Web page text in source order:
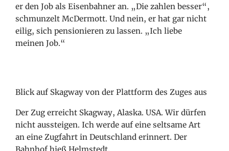
er den Job als Eisenbahner an. „Die zahlen besser“,
schmunzelt McDermott. Und nein, er hat gar nicht
eilig, sich pensionieren zu lassen. „Ich liebe
meinen Job.“
Blick auf Skagway von der Plattform des Zuges aus
Der Zug erreicht Skagway, Alaska. USA. Wir dürfen
nicht aussteigen. Ich werde auf eine seltsame Art
an eine Zugfahrt in Deutschland erinnert. Der